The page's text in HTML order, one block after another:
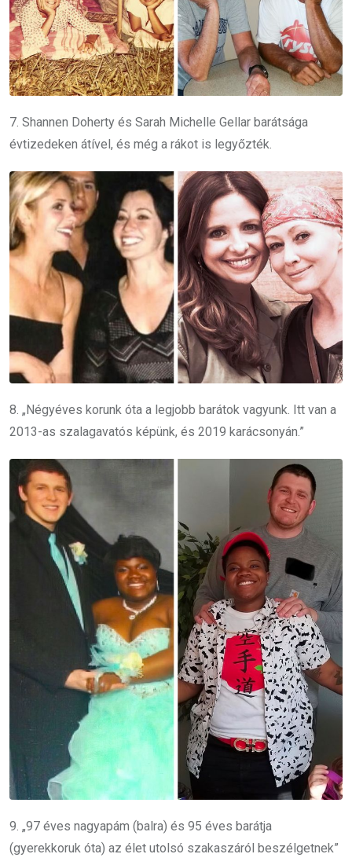
7. Shannen Doherty és Sarah Michelle Gellar barátsága
évtizedeken átível, és még a rákot is legyőzték.
8. „Négyéves korunk óta a legjobb barátok vagyunk. Itt van a
2013-as szalagavatós képünk, és 2019 karácsonyán.”
9. „97 éves nagyapám (balra) és 95 éves barátja
(gyerekkoruk óta) az élet utolsó szakaszáról beszélgetnek”